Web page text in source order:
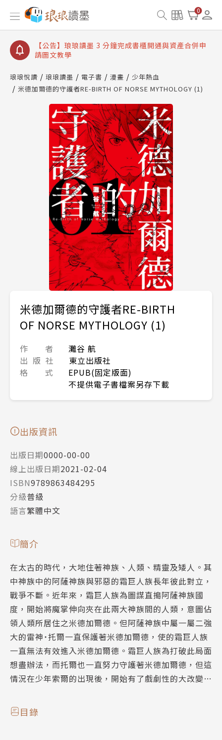
0
【公告】琅琅讀墨數位閱讀資產合併與書櫃開通申請
【公告】琅琅讀墨書櫃開通常見問題
【公告】琅琅讀墨 3 分鐘完成書櫃開通與資產合併申
請圖文教學
查詢
【公告】琅琅讀墨數位閱讀資產合併與書櫃開通申請
琅琅悅讀 琅琅讀墨 電子書 漫畫
少年熱血
米德加爾德的守護者RE-BIRTH OF NORSE MYTHOLOGY (1)
米德加爾德的守護者RE-BIRTH
OF NORSE MYTHOLOGY (1)
作 者
灘谷 航
出 版 社
東立出版社
格 式
EPUB(固定版面)
不提供電子書檔案另存下載
出版資訊
出版日期0000-00-00
線上出版日期2021-02-04
ISBN9789863484295
分級普級
語言繁體中文
簡介
在太古的時代，大地住著神族、人類、精靈及矮人。其
中神族中的阿薩神族與邪惡的霜巨人族長年彼此對立，
戰爭不斷。近年來，霜巨人族為圖謀直搗阿薩神族國
度，開始將魔掌伸向夾在此兩大神族間的人類，意圖佔
領人類所居住之米德加爾德。但阿薩神族中屬一屬二強
大的雷神˙托爾一直保護著米德加爾德，使的霜巨人族
一直無法有效進入米德加爾德。霜巨人族為打破此局面
想盡辦法，而托爾也一直努力守護著米德加爾德，但這
情況在少年索爾的出現後，開始有了戲劇性的大改變…
目錄